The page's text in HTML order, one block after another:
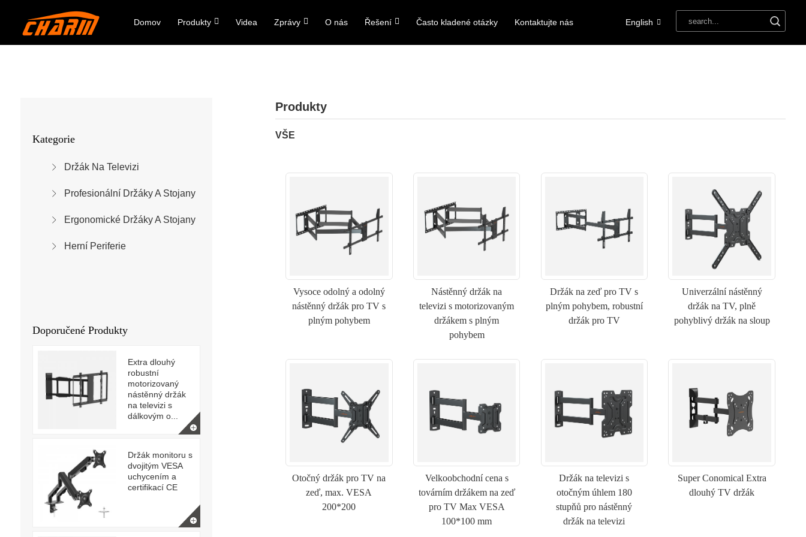
Domov Produkty Videa Zprávy O nás Řešení Často kladené otázky Kontaktujte nás English
Kategorie
Držák Na Televizi
Profesionální Držáky A Stojany
Ergonomické Držáky A Stojany
Herní Periferie
Doporučené Produkty
Extra dlouhý
robustní
motorizovaný
nástěnný držák
na televizi s
dálkovým o...
Držák monitoru s
dvojitým VESA
uchycením a
certifikací CE
Produkty
VŠE
Vysoce odolný a odolný
nástěnný držák pro TV s
plným pohybem
Nástěnný držák na
televizi s motorizovaným
držákem s plným
pohybem
Držák na zeď pro TV s
plným pohybem, robustní
držák pro TV
Univerzální nástěnný
držák na TV, plně
pohyblivý držák na sloup
Otočný držák pro TV na
zeď, max. VESA
200*200
Velkoobchodní cena s
továrním držákem na zeď
pro TV Max VESA
100*100 mm
Držák na televizi s
otočným úhlem 180
stupňů pro nástěnný
držák na televizi
Super Conomical Extra
dlouhý TV držák
ODESLAT ŽÁDOST